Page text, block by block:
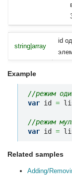
string|array
id
Example
//режим
var id =
//режим
var id =
Related samples
Adding/